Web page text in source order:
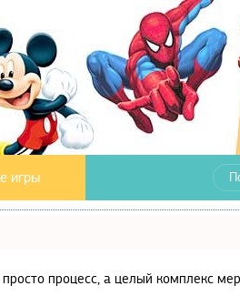
игры
процесс, а целый комплекс